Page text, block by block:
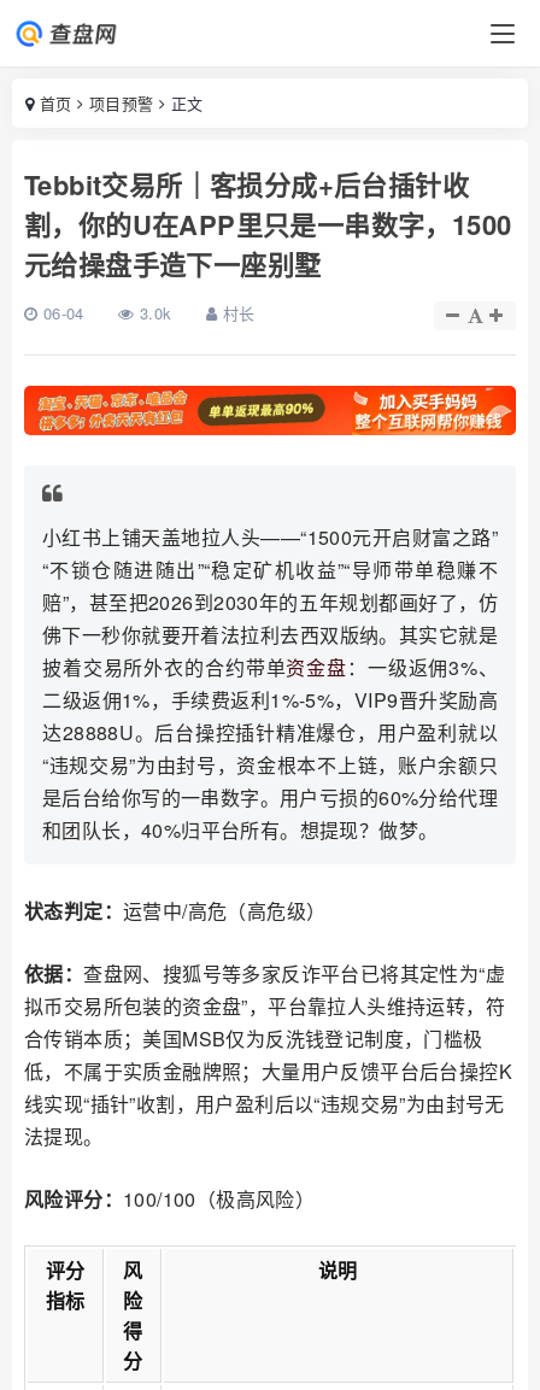
首页 项目预警 正文
Tebbit交易所｜客损分成+后台插针收
割，你的U在APP里只是一串数字，1500
元给操盘手造下一座别墅
06-04 3.0k 村长
小红书上铺天盖地拉人头——“1500元开启财富之路”
“不锁仓随进随出”“稳定矿机收益”“导师带单稳赚不
赔”，甚至把2026到2030年的五年规划都画好了，仿
佛下一秒你就要开着法拉利去西双版纳。其实它就是
披着交易所外衣的合约带单资金盘：一级返佣3%、
二级返佣1%，手续费返利1%-5%，VIP9晋升奖励高
达28888U。后台操控插针精准爆仓，用户盈利就以
“违规交易”为由封号，资金根本不上链，账户余额只
是后台给你写的一串数字。用户亏损的60%分给代理
和团队长，40%归平台所有。想提现？做梦。
状态判定： 运营中/高危（高危级）
依据：查盘网、搜狐号等多家反诈平台已将其定性为“虚
拟币交易所包装的资金盘”，平台靠拉人头维持运转，符
合传销本质；美国MSB仅为反洗钱登记制度，门槛极
低，不属于实质金融牌照；大量用户反馈平台后台操控K
线实现“插针”收割，用户盈利后以“违规交易”为由封号无
法提现。
风险评分： 100/100（极高风险）
评分
指标
风
险
得
分
说明